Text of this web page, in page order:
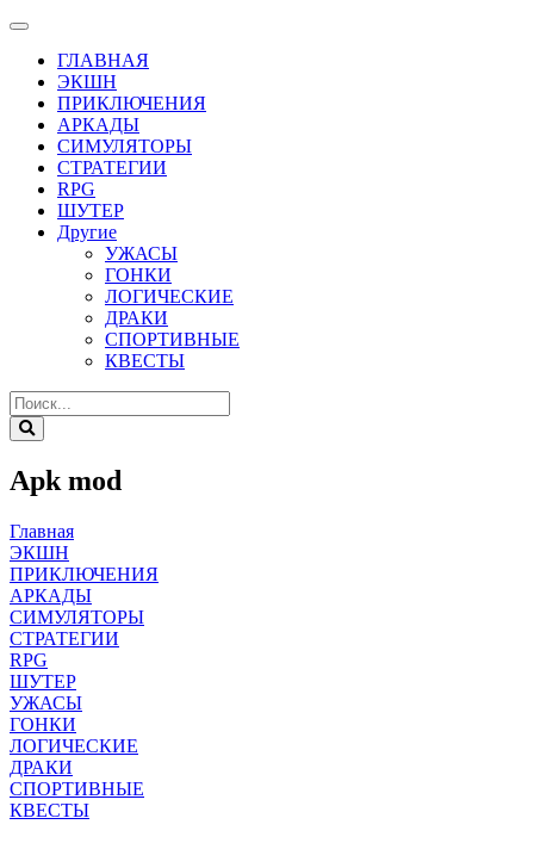
ГЛАВНАЯ
ЭКШН
ПРИКЛЮЧЕНИЯ
АРКАДЫ
СИМУЛЯТОРЫ
СТРАТЕГИИ
RPG
ШУТЕР
Другие
УЖАСЫ
ГОНКИ
ЛОГИЧЕСКИЕ
ДРАКИ
СПОРТИВНЫЕ
КВЕСТЫ
Apk mod
Главная
ЭКШН
ПРИКЛЮЧЕНИЯ
АРКАДЫ
СИМУЛЯТОРЫ
СТРАТЕГИИ
RPG
ШУТЕР
УЖАСЫ
ГОНКИ
ЛОГИЧЕСКИЕ
ДРАКИ
СПОРТИВНЫЕ
КВЕСТЫ